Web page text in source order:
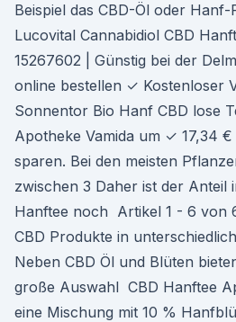
Beispiel das CBD-Öl oder
Lucovital Cannabidiol CBD
15267602 | Günstig bei der
online bestellen ✓ Kostenloser
Sonnentor Bio Hanf CBD lose
Apotheke Vamida um ✓ 17,34
sparen. Bei den meisten
zwischen 3 Daher ist der Anteil
Hanftee noch Artikel 1 - 6 von
CBD Produkte in
Neben CBD Öl und Blüten
große Auswahl CBD Hanftee
eine Mischung mit 10 %